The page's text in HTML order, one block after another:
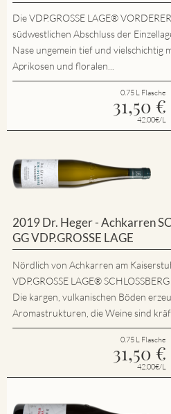
Die VDP.GROSSE LAGE®
südwestlichen Abschluss der
Nase ungemein tief und vielschichtig
Aprikosen und floralen...
0.75 L Flasche
31,50 €
42.00€/L
2019 Dr. Heger - Achkarren
GG VDP.GROSSE LAGE
Nördlich von Achkarren am
VDP.GROSSE LAGE®
Die kargen, vulkanischen Böden
Aromastrukturen, die Weine sind
0.75 L Flasche
31,50 €
42.00€/L